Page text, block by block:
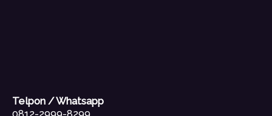
Telpon / Whatsapp